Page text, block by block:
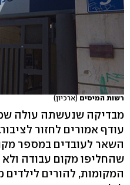
רשות המיסים (ארכיון)
מבדיקה שנעשתה עולה
עודף אמורים לחזור
השאר לעובדים במספר
שהחליפו מקום עבודה ולא